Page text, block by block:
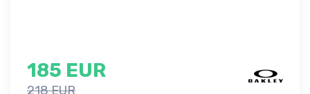
185 EUR
218 EUR